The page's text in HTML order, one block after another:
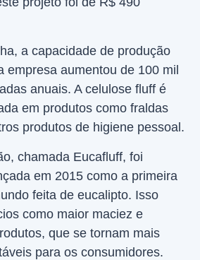
a capacidade de produção
empresa aumentou de 100 mil
anuais. A celulose fluff é
em produtos como fraldas
produtos de higiene pessoal.
chamada Eucafluff, foi
em 2015 como a primeira
feita de eucalipto. Isso
como maior maciez e
que se tornam mais
para os consumidores.